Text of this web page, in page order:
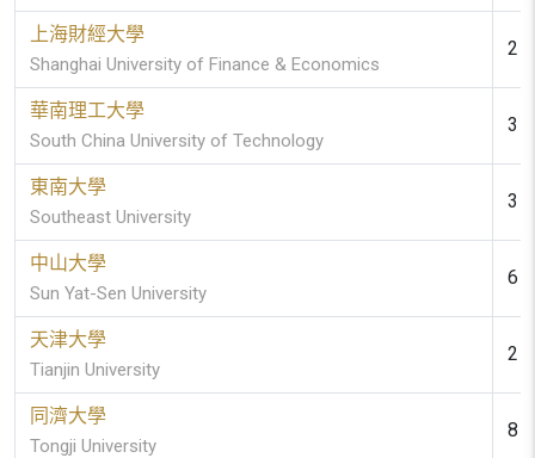
上海財經大學
Shanghai University of Finance & Economics
2 (
華南理工大學
South China University of Technology
3 (
東南大學
Southeast University
3 (
中山大學
Sun Yat-Sen University
6 (
天津大學
Tianjin University
2 (
同濟大學
Tongji University
8 (